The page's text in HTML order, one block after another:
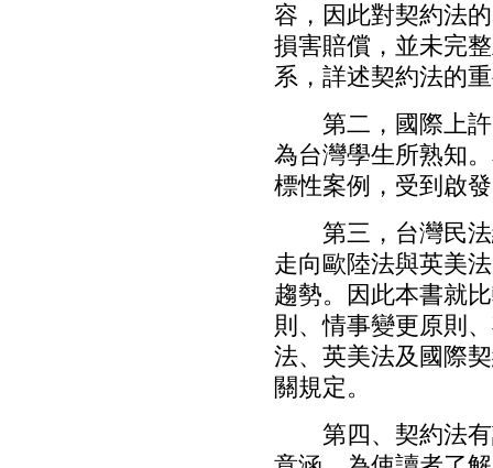
容，因此對契約法
損害賠償，並未完
系，詳述契約法的
第二，國際上許
為台灣學生所熟知
標性案例，受到啟
第三，台灣民法
走向歐陸法與英美
趨勢。因此本書就
則、情事變更原則
法、英美法及國際
關規定。
第四、契約法有